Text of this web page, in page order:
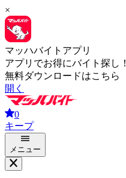
×
マッハバイトアプリ
アプリでお得にバイト探し！
無料ダウンロードはこちら
開く
0
キープ
メニュー